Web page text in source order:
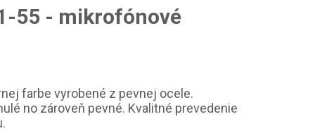
55 - mikrofónové
farbe vyrobené z pevnej ocele.
no zároveň pevné. Kvalitné prevedenie